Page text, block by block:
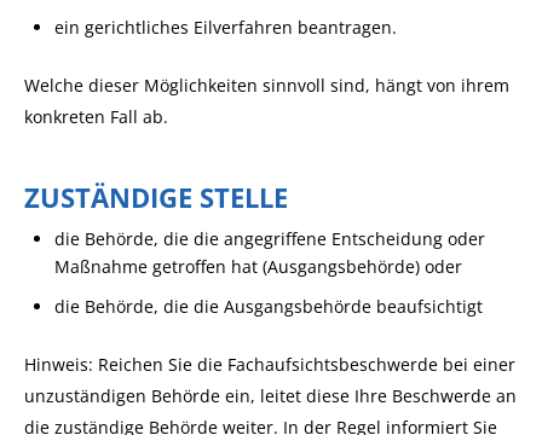
ein gerichtliches Eilverfahren beantragen.
Welche dieser Möglichkeiten sinnvoll sind, hängt von ihrem
konkreten Fall ab.
ZUSTÄNDIGE STELLE
die Behörde, die die angegriffene Entscheidung oder
Maßnahme getroffen hat (Ausgangsbehörde) oder
die Behörde, die die Ausgangsbehörde beaufsichtigt
Hinweis: Reichen Sie die Fachaufsichtsbeschwerde bei einer
unzuständigen Behörde ein, leitet diese Ihre Beschwerde an
die zuständige Behörde weiter. In der Regel informiert Sie